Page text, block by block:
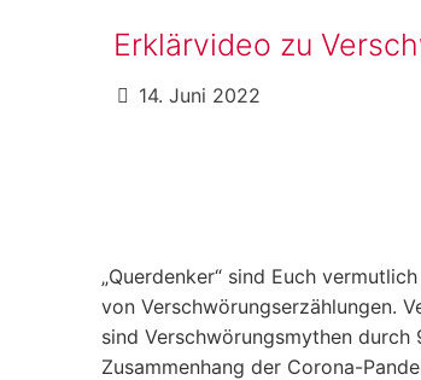
Erklärvideo zu
14. Juni 2022
„Querdenker“ sind Euch
von Verschwörungserzählungen.
sind Verschwörungsmythen
Zusammenhang der Corona-